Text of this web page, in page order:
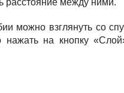
расстояние между ними.
можно взглянуть со
нажать на кнопку